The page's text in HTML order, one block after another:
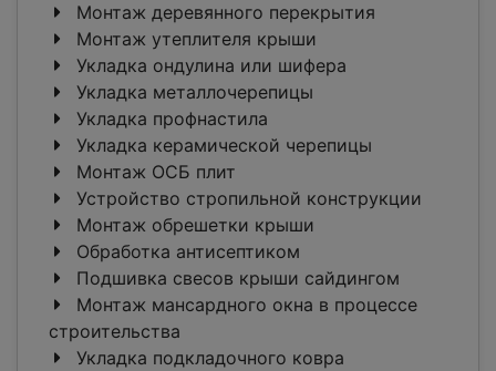
Монтаж деревянного перекрытия
Монтаж утеплителя крыши
Укладка ондулина или шифера
Укладка металлочерепицы
Укладка профнастила
Укладка керамической черепицы
Монтаж ОСБ плит
Устройство стропильной конструкции
Монтаж обрешетки крыши
Обработка антисептиком
Подшивка свесов крыши сайдингом
Монтаж мансардного окна в процессе
строительства
Укладка подкладочного ковра